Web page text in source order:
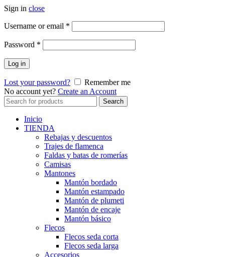
Sign in close
Username or email *
Password *
Log in
Lost your password?
Remember me
No account yet? Create an Account
Search
for:
Search
Inicio
TIENDA
Rebajas y descuentos
Trajes de flamenca
Faldas y batas de romerías
Camisas
Mantones
Mantón bordado
Mantón estampado
Mantón de plumeti
Mantón de encaje
Mantón básico
Flecos
Flecos seda corta
Flecos seda larga
Accesorios